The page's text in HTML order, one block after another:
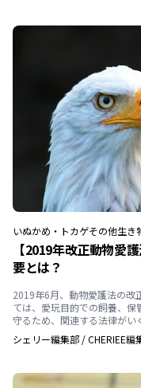
いぬかめ・トカゲその他生き
【2019年改正動物愛
要とは？
2019年6月、動物愛護法の改
ては、愛玩目的での飼養、
守るため、関連する法律がい
シェリー編集部 /CHERIEE編